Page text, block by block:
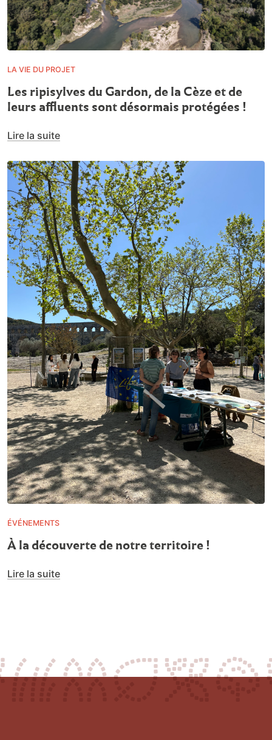
LA VIE DU PROJET
Les ripisylves du Gardon, de la Cèze et de
leurs affluents sont désormais protégées !
Lire la suite
ÉVÉNEMENTS
À la découverte de notre territoire !
Lire la suite